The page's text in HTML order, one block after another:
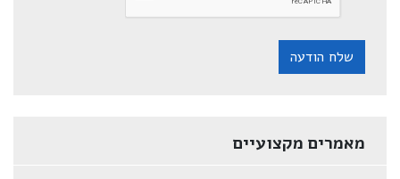
שלח הודעה
מאמרים מקצועיים